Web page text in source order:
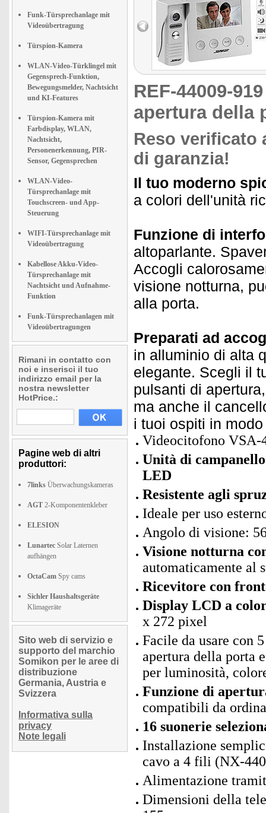
Funk-Türsprechanlage mit
Videoübertragung
Türspion-Kamera
WLAN-Video-Türklingel mit
Gegensprech-Funktion,
Bewegungsmelder, Nachtsicht
und KI-Features
Türspion-Kamera mit
Farbdisplay, WLAN,
Nachtsicht,
Personenerkennung, PIR-
Sensor, Gegensprechen
WLAN-Video-
Türsprechanlage mit
Touchscreen- und App-
Steuerung
WIFI-Türsprechanlage mit
Videoübertragung
Kabellose Akku-Video-
Türsprechanlage mit
Nachtsicht und Aufnahme-
Funktion
Funk-Türsprechanlagen mit
Videoübertragungen
Rimani in contatto con
noi e inserisci il tuo
indirizzo email per la
nostra newsletter
HotPrice.:
Pagine web di altri
produttori:
7links Überwachungskameras
AGT 2-Komponentenkleber
ELESION
Lunartec Solar Laternen
aufhängen
OctaCam Spy cams
Sichler Haushaltsgeräte
Klimageräte
Sito web di servizio e
supporto del marchio
Somikon per le aree di
distribuzione
Germania, Austria e
Svizzera
Informativa sulla
privacy
Note legali
REF-44009-
apertura della
Reso verificato
di garanzia!
Il tuo moderno
a colori dell'unità
Funzione di
altoparlante.
Accogli
visione notturna,
alla porta.
Preparati ad
in alluminio di alta
elegante. Scegli il
pulsanti di
ma anche il
i tuoi ospiti in
Videocitofono VSA-
Unità di
LED
Resistente agli
Ideale per uso
Angolo di visione:
Visione notturna
automaticamente al
Ricevitore con
Display LCD a
x 272 pixel
Facile da usare con
apertura della porta
per luminosità,
Funzione di
compatibili da
16 suonerie
Installazione
cavo a 4 fili (NX-
Alimentazione
Dimensioni della